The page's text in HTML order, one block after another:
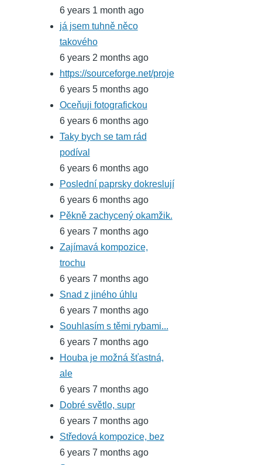
6 years 1 month ago
já jsem tuhně něco
takového
6 years 2 months ago
https://sourceforge.net/proje
6 years 5 months ago
Oceňuji fotografickou
6 years 6 months ago
Taky bych se tam rád
podíval
6 years 6 months ago
Poslední paprsky dokreslují
6 years 6 months ago
Pěkně zachycený okamžik.
6 years 7 months ago
Zajímavá kompozice,
trochu
6 years 7 months ago
Snad z jiného úhlu
6 years 7 months ago
Souhlasím s těmi rybami...
6 years 7 months ago
Houba je možná šťastná,
ale
6 years 7 months ago
Dobré světlo, supr
6 years 7 months ago
Středová kompozice, bez
6 years 7 months ago